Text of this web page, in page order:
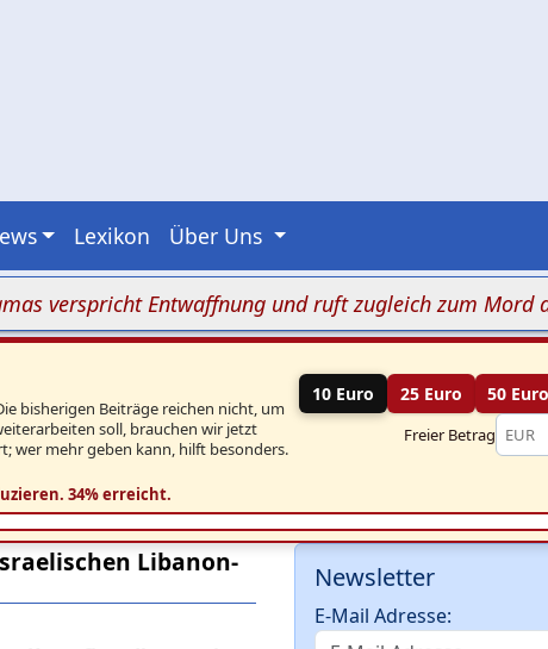
Lexikon Über Uns
Entwaffnung und ruft zugleich zum Mord an
bisherigen Beiträge reichen nicht, um
soll, brauchen wir jetzt
wer mehr geben kann, hilft besonders.
10 Euro 25 Euro 50 Euro
Freier Betrag
34% erreicht.
Libanon-
Newsletter
E-Mail Adresse: